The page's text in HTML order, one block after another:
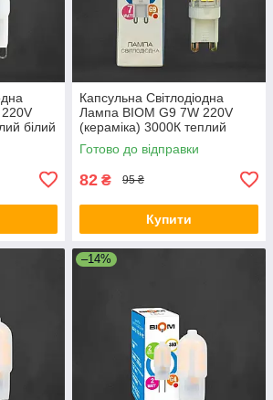
білий
Капсульна Світлодіодна
Лампа BIOM G9 7W 220V
(кераміка) 3000К теплий
білий
Готово до відправки
82 ₴ 95 ₴
Купити
–14%